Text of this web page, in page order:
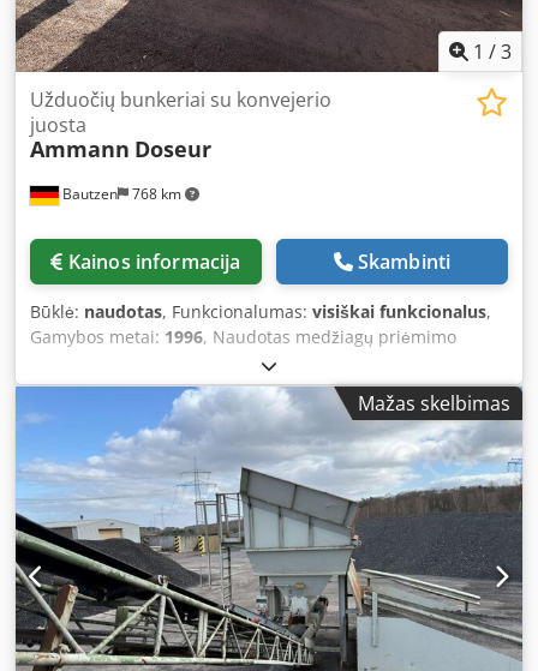
1 /3
Bautzen 768 km
Užduočių bunkeriai su konvejerio
juosta
Ammann Doseur
Kainos informacija Skambinti
Būklė: naudotas, Funkcionalumas: visiškai funkcionalus,
Gamybos metai: 1996, Naudotas medžiagų priėmimo
bunkeris Dkodpfxjzq S Avs Aa Ejr – iškroviamasis konvejeris
– transportavimo konvejeris
Mažas skelbimas